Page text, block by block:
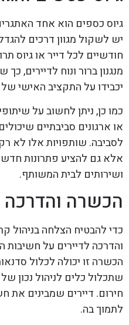
גיוס כספים הוא אחד
יש לשקול מגוון דרכים
חודשיים לכל דייר או גיוס
מנגנון ברור ונוח לדיירים,
יכבידו על התקציב האישי
כמו כן, ניתן לחשוב על
או ארגונים סביבתיים
לסביבה. שותפויות אלו לא רק
אלא גם להציע פתרונות
ושירותים לבית המשותף.
הכשרה והדרכה
כדי להבטיח הצלחה בניהול
והדרכה לדיירים על חשיבות
הכשרה זו יכולה לכלול
שתכלול כלים לניהול נכון
חירום. דיירים שמבינים את
לתמוך בה.